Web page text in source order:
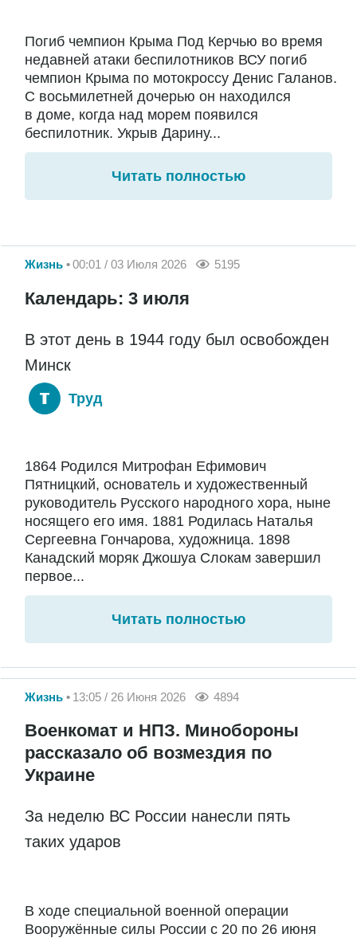
Погиб чемпион Крыма Под Керчью во время
недавней атаки беспилотников ВСУ погиб
чемпион Крыма по мотокроссу Денис Галанов.
С восьмилетней дочерью он находился
в доме, когда над морем появился
беспилотник. Укрыв Дарину...
Читать полностью
Жизнь 00:01 / 03 Июля 2026 5195
Календарь: 3 июля
В этот день в 1944 году был освобожден
Минск
Труд
1864 Родился Митрофан Ефимович
Пятницкий, основатель и художественный
руководитель Русского народного хора, ныне
носящего его имя. 1881 Родилась Наталья
Сергеевна Гончарова, художница. 1898
Канадский моряк Джошуа Слокам завершил
первое...
Читать полностью
Жизнь 13:05 / 26 Июня 2026 4894
Военкомат и НПЗ. Минобороны
рассказало об возмездия по
Украине
За неделю ВС России нанесли пять
таких ударов
В ходе специальной военной операции
Вооружённые силы России с 20 по 26 июня